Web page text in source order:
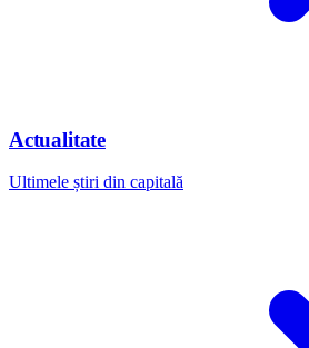
Actualitate
Ultimele știri din capitală